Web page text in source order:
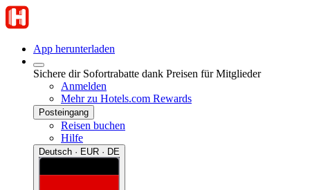
App herunterladen
Sichere dir Sofortrabatte dank Preisen für Mitglieder
Anmelden
Mehr zu Hotels.com Rewards
Posteingang
Reisen buchen
Hilfe
Deutsch · EUR · DE